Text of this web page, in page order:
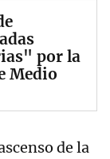
por la
Medio
de la